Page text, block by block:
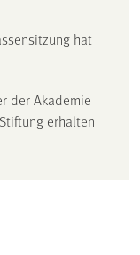
hat
der Akademie
erhalten